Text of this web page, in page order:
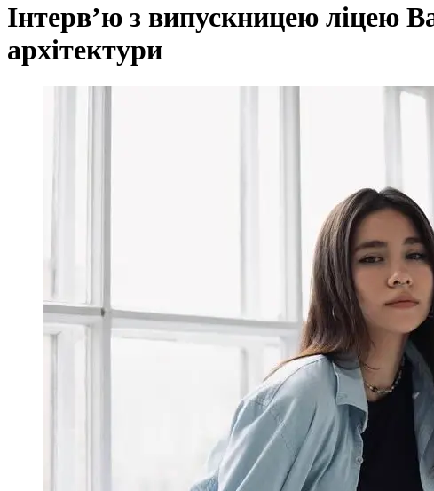
Інтерв’ю з випускницею ліцею
архітектури